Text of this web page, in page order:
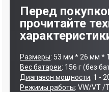
Перед
прочитайте
Размеры: 53 мм * 26 мм *
Вес батареи: 156 г (без
Диапазон мощности: 1 -
Режимы работы: VW/VT /